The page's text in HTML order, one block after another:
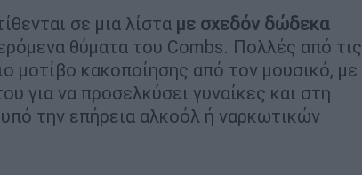
σε μια λίστα με σχεδόν δώδεκα
θύματα του Combs. Πολλές από τις
μοτίβο κακοποίησης από τον μουσικό, με
για να προσελκύσει γυναίκες και στη
υπό την επήρεια αλκοόλ ή ναρκωτικών